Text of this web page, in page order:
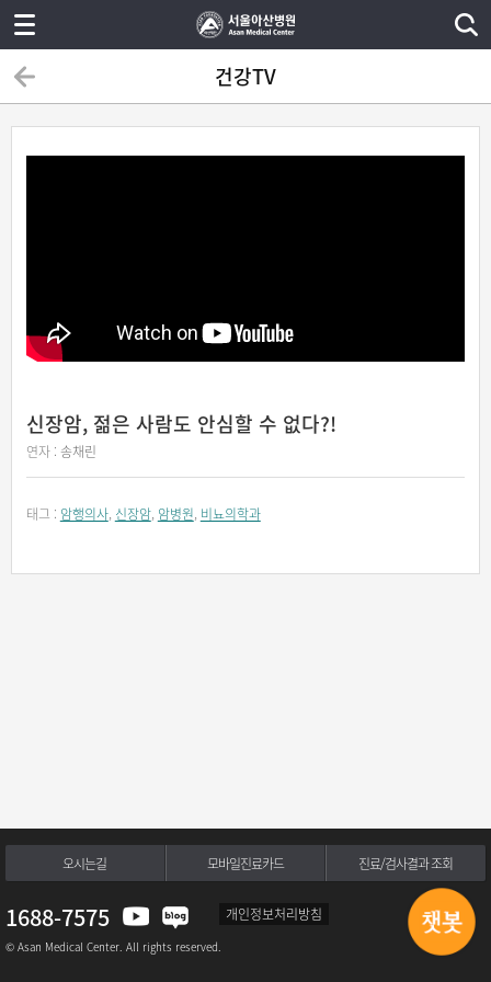
건강TV
신장암, 젊은 사람도 안심할 수 없다?!
연자 : 송채린
태그 : 암행의사, 신장암, 암병원, 비뇨의학과
오시는길 모바일진료카드 진료/검사결과 조회
1688-7575 개인정보처리방침
© Asan Medical Center. All rights reserved.